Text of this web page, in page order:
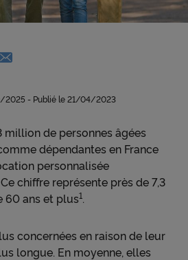
facebook - nouvelle fenêtre
X - nouvelle fenêtre
sur linkedin - nouvelle fenêtre
2025 - Publié le 21/04/2023
million de personnes âgées
dépendantes en France
personnalisée
chiffre représente près de 7,3
60 ans et plus1.
concernées en raison de leur
longue. En moyenne, elles